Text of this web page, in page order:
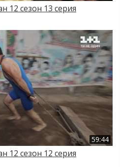
12 сезон 13 серия
59:44
12 сезон 12 серия